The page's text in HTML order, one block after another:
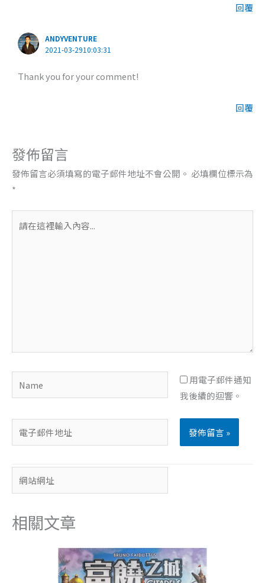
回覆
ANDYVENTURE
2021-03-2910:03:31
Thank you for your comment!
回覆
發佈留言
發佈留言必須填寫的電子郵件地址不會公開。 必填欄位標示為
*
在
子
地
站
址
用電子郵件通知
我後續的迴響。
相關文章